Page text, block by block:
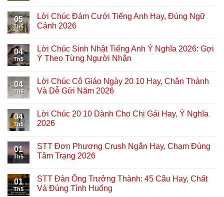
05
Th5
Lời Chúc Đám Cưới Tiếng Anh Hay, Đúng Ngữ
Cảnh 2026
04
Th5
Lời Chúc Sinh Nhật Tiếng Anh Ý Nghĩa 2026: Gợi
Ý Theo Từng Người Nhận
04
Th5
Lời Chúc Cô Giáo Ngày 20 10 Hay, Chân Thành
Và Dễ Gửi Năm 2026
04
Th5
Lời Chúc 20 10 Dành Cho Chị Gái Hay, Ý Nghĩa
2026
01
Th5
STT Đơn Phương Crush Ngắn Hay, Chạm Đúng
Tâm Trạng 2026
01
Th5
STT Đàn Ông Trưởng Thành: 45 Câu Hay, Chất
Và Đúng Tình Huống